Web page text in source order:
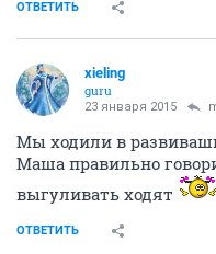
ОТВЕТИТЬ
xieling
guru
23 января 2015
Мы ходили в
Маша правильно
выгуливать ходят
ОТВЕТИТЬ